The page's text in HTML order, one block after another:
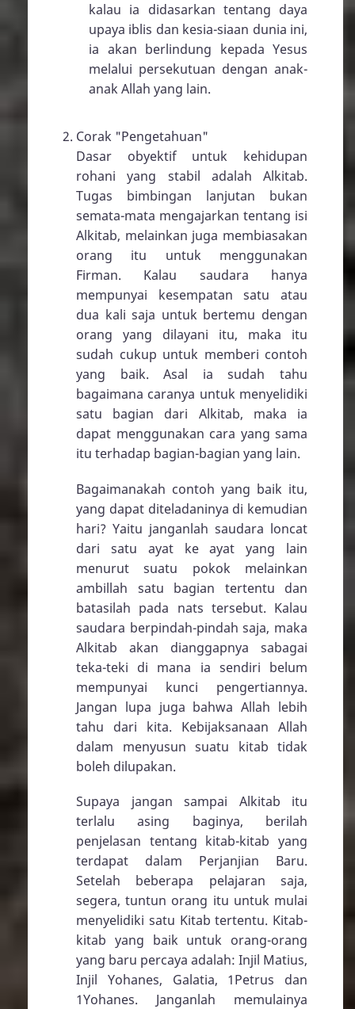
kalau ia didasarkan tentang daya
upaya iblis dan kesia-siaan dunia ini,
ia akan berlindung kepada Yesus
melalui persekutuan dengan anak-
anak Allah yang lain.
Corak "Pengetahuan"
Dasar obyektif untuk kehidupan
rohani yang stabil adalah Alkitab.
Tugas bimbingan lanjutan bukan
semata-mata mengajarkan tentang isi
Alkitab, melainkan juga membiasakan
orang itu untuk menggunakan
Firman. Kalau saudara hanya
mempunyai kesempatan satu atau
dua kali saja untuk bertemu dengan
orang yang dilayani itu, maka itu
sudah cukup untuk memberi contoh
yang baik. Asal ia sudah tahu
bagaimana caranya untuk menyelidiki
satu bagian dari Alkitab, maka ia
dapat menggunakan cara yang sama
itu terhadap bagian-bagian yang lain.
Bagaimanakah contoh yang baik itu,
yang dapat diteladaninya di kemudian
hari? Yaitu janganlah saudara loncat
dari satu ayat ke ayat yang lain
menurut suatu pokok melainkan
ambillah satu bagian tertentu dan
batasilah pada nats tersebut. Kalau
saudara berpindah-pindah saja, maka
Alkitab akan dianggapnya sabagai
teka-teki di mana ia sendiri belum
mempunyai kunci pengertiannya.
Jangan lupa juga bahwa Allah lebih
tahu dari kita. Kebijaksanaan Allah
dalam menyusun suatu kitab tidak
boleh dilupakan.
Supaya jangan sampai Alkitab itu
terlalu asing baginya, berilah
penjelasan tentang kitab-kitab yang
terdapat dalam Perjanjian Baru.
Setelah beberapa pelajaran saja,
segera, tuntun orang itu untuk mulai
menyelidiki satu Kitab tertentu. Kitab-
kitab yang baik untuk orang-orang
yang baru percaya adalah: Injil Matius,
Injil Yohanes, Galatia, 1Petrus dan
1Yohanes. Janganlah memulainya